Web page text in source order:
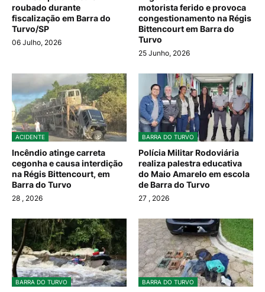
roubado durante
fiscalização em Barra do
Turvo/SP
06 Julho, 2026
motorista ferido e provoca
congestionamento na Régis
Bittencourt em Barra do
Turvo
25 Junho, 2026
ACIDENTE
Incêndio atinge carreta
cegonha e causa interdição
na Régis Bittencourt, em
Barra do Turvo
28 , 2026
BARRA DO TURVO
Polícia Militar Rodoviária
realiza palestra educativa
do Maio Amarelo em escola
de Barra do Turvo
27 , 2026
BARRA DO TURVO BARRA DO TURVO